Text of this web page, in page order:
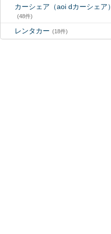
カーシェア（aoi dカーシェア）
(48件)
レンタカー (18件)